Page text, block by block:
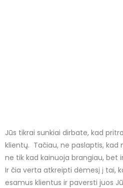
Jūs tikrai sunkiai dirbate, kad
klientų. Tačiau, ne paslaptis,
ne tik kad kainuoja brangiau, bet
Ir čia verta atkreipti dėmesį į tai,
esamus klientus ir paversti juos